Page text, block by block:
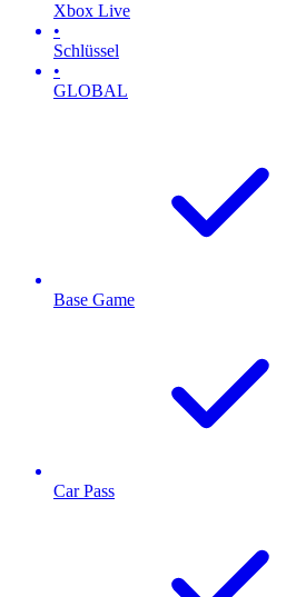
Xbox Live
•
Schlüssel
•
GLOBAL
Base Game
Car Pass